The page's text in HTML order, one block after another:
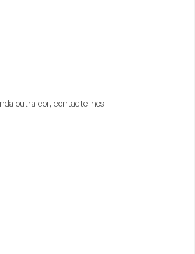
outra cor, contacte-nos.